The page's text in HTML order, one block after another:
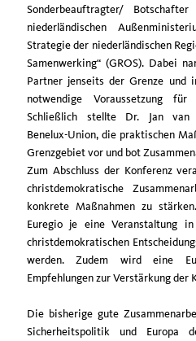
Sonderbeauftragter/
niederländischen
Strategie der niederländischen
Samenwerking“ (GROS). Dabei
Partner jenseits der Grenze und
notwendige Voraussetzung
Schließlich stellte Dr. Jan van
Benelux-Union, die praktischen
Grenzgebiet vor und bot
Zum Abschluss der Konferenz
christdemokratische
konkrete Maßnahmen zu
Euregio je eine Veranstaltung
christdemokratischen
werden. Zudem wird eine
Empfehlungen zur Verstärkung der
Die bisherige gute
Sicherheitspolitik und